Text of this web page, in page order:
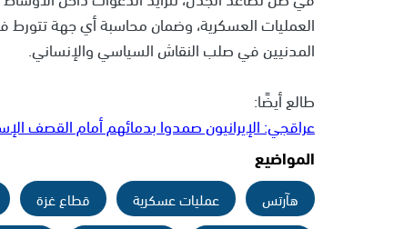
العمليات العسكرية، وضمان محاسبة أي جهة تتورط
المدنيين في صلب النقاش السياسي والإنساني.
طالع أيضًا:
عراقجي: الإيرانيون صمدوا بدمائهم أمام القصف
المواضيع
هآرتس عمليات عسكرية قطاع غزة